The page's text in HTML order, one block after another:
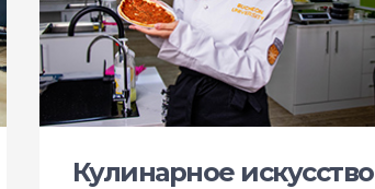
Кулинарное искусство